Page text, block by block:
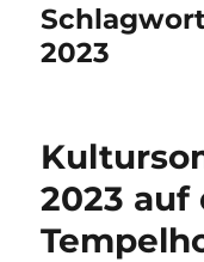
2023
2023 auf